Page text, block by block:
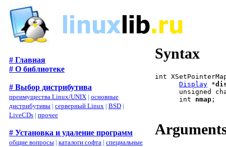
# Главная
# О библиотеке
# Выбор дистрибутива
преимущества Linux/UNIX | основные
дистрибутивы | серверный Linux | BSD |
LiveCDs | прочее
# Установка и удаление программ
общие вопросы | каталоги софта | специальные
Syntax
int
Display *
unsigned
      int
nmap ;